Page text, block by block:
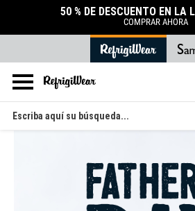
Ir al
50 % DE DESCUENTO EN LA
COMPRAR AHORA
Buscar
en